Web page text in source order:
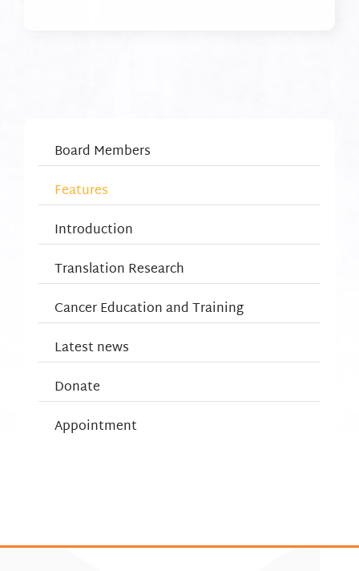
Board Members
Features
Introduction
Translation Research
Cancer Education and Training
Latest news
Donate
Appointment